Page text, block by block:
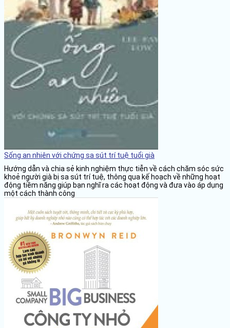
Sống an nhiên với chứng sa sút trí tuệ tuổi già
Hướng dẫn và chia sẻ kinh nghiệm thực tiễn về cách chăm sóc sức
khoẻ người già bị sa sút trí tuệ, thông qua kế hoạch về những hoạt
động tiềm năng giúp bạn nghĩ ra các hoạt động và đưa vào áp dụng
một cách thành công